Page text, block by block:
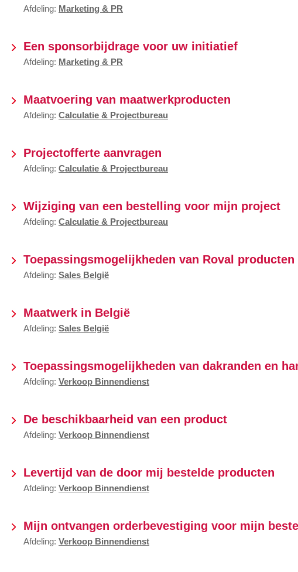
Afdeling: Marketing & PR
Een sponsorbijdrage voor uw initiatief
Afdeling: Marketing & PR
Maatvoering van maatwerkproducten
Afdeling: Calculatie & Projectbureau
Projectofferte aanvragen
Afdeling: Calculatie & Projectbureau
Wijziging van een bestelling voor mijn project
Afdeling: Calculatie & Projectbureau
Toepassingsmogelijkheden van Roval
Afdeling: Sales België
Maatwerk in België
Afdeling: Sales België
Toepassingsmogelijkheden van dakranden en
Afdeling: Verkoop Binnendienst
De beschikbaarheid van een product
Afdeling: Verkoop Binnendienst
Levertijd van de door mij bestelde producten
Afdeling: Verkoop Binnendienst
Mijn ontvangen orderbevestiging voor mijn
Afdeling: Verkoop Binnendienst